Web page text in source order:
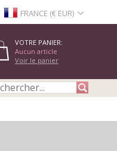
FRANCE (€ EUR)
VOTRE PANIER:
Aucun article
Voir le panier